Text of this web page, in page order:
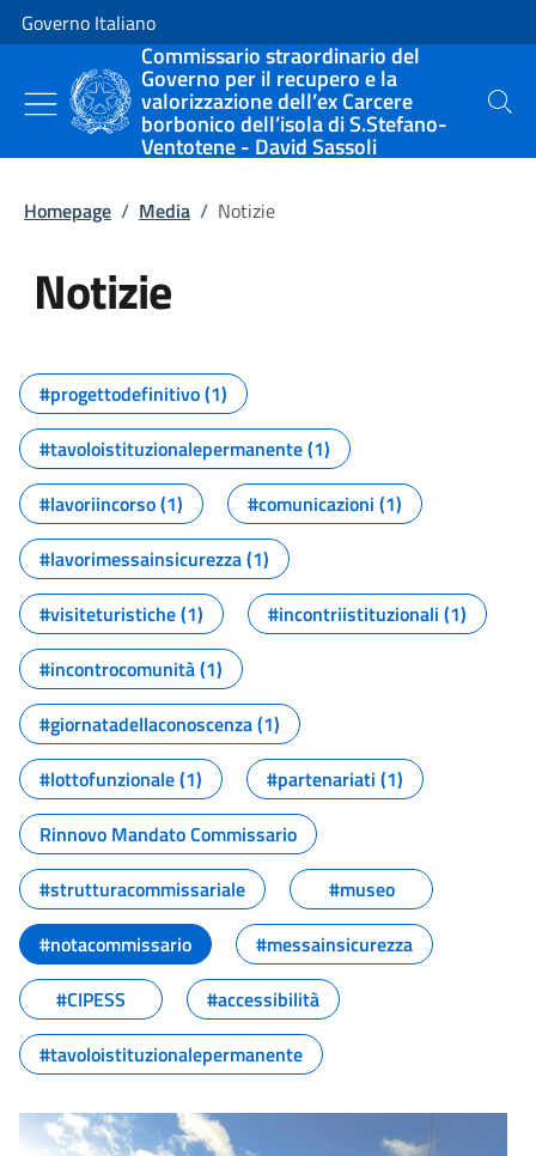
Vai al contenuto
Vai alla navigazione del sito
Governo Italiano
Commissario straordinario del
Governo per il recupero e la
valorizzazione dell’ex Carcere
borbonico dell’isola di S.Stefano-
Ventotene - David Sassoli
Cerca
Homepage / Media / Notizie
Notizie
Tutti i contenuti della pagina
#progettodefinitivo (1)
#tavoloistituzionalepermanente (1)
#lavoriincorso (1)
#comunicazioni (1)
#lavorimessainsicurezza (1)
#visiteturistiche (1)
#incontriistituzionali (1)
#incontrocomunità (1)
#giornatadellaconoscenza (1)
#lottofunzionale (1)
#partenariati (1)
Rinnovo Mandato Commissario
#strutturacommissariale
#museo
#notacommissario
#messainsicurezza
#CIPESS
#accessibilità
#tavoloistituzionalepermanente